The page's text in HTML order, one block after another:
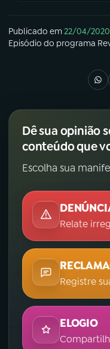
Publicado em22/04/2020
Episódio do programa
Dê sua opinião
conteúdo que
Escolha sua
Relate
Registre
ELOGIO